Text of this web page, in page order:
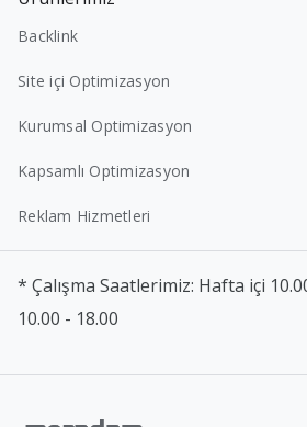
Backlink
Site içi Optimizasyon
Kurumsal Optimizasyon
Kapsamlı Optimizasyon
Reklam Hizmetleri
* Çalışma Saatlerimiz: Hafta içi
10.00 - 18.00